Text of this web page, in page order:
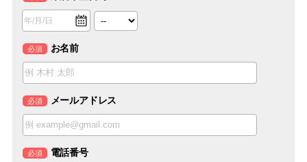
必須 お名前
必須 メールアドレス
必須 電話番号